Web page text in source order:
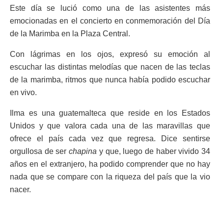
Este día se lució como una de las asistentes más
emocionadas en el concierto en conmemoración del Día
de la Marimba en la Plaza Central.
Con lágrimas en los ojos, expresó su emoción al
escuchar las distintas melodías que nacen de las teclas
de la marimba, ritmos que nunca había podido escuchar
en vivo.
Ilma es una guatemalteca que reside en los Estados
Unidos y que valora cada una de las maravillas que
ofrece el país cada vez que regresa. Dice sentirse
orgullosa de serchapina y que, luego de haber vivido 34
años en el extranjero, ha podido comprender que no hay
nada que se compare con la riqueza del país que la vio
nacer.